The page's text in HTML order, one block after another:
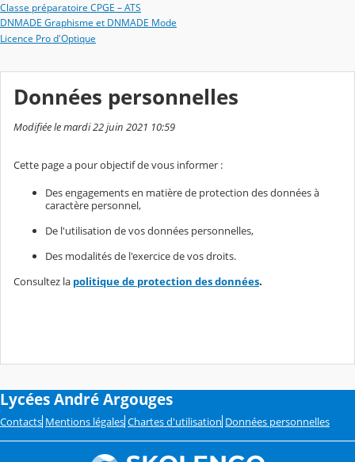
Classe préparatoire CPGE – ATS
DNMADE Graphisme et DNMADE Mode
Licence Pro d'Optique
Données personnelles
Modifiée le mardi 22 juin 2021 10:59
Cette page a pour objectif de vous informer :
Des engagements en matière de protection des données à
caractère personnel,
De l'utilisation de vos données personnelles,
Des modalités de l'exercice de vos droits.
Consultez la politique de protection des données.
Lycées André Argouges
Contacts Mentions légales Chartes d'utilisation Données personnelles